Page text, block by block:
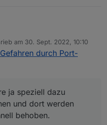
innerhalb wenigen Minuten.
kannst du ja einmal auf
einen ssh-honeypot mit
beobachen wer da so
r/cowrie/cowrie
nur wenn sie diese
haben oder über
daher sollte man auch
passwörter verwenden die
schön sagte, sind die
fehler, welche entweder
aber von einzelnen schon
nur auf ebene iobroker-
iobroker selbst, oder auch
am 30. Sept. 2022, 10:10
editiert von
durch Port-
ja speziell dazu
und dort werden
behoben.